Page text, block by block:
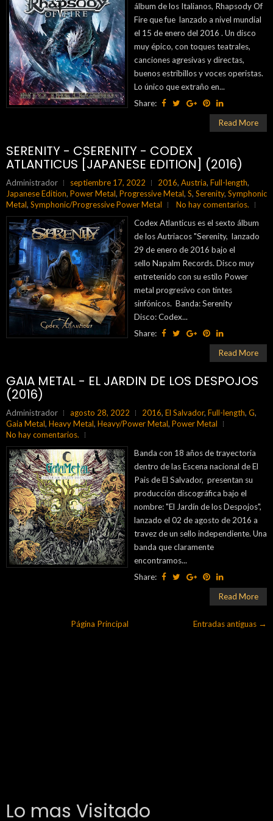
álbum de los Italianos, Rhapsody Of
Fire que fue lanzado a nivel mundial
el 15 de enero del 2016 . Un disco
muy épico, con toques teatrales,
canciones agresivas y directas,
buenos estribillos y voces operistas.
Lo único que extraño en...
Share:
Read More
SERENITY - CSERENITY - CODEX
ATLANTICUS [JAPANESE EDITION] (2016)
Administrador septiembre 17, 2022 2016, Austria, Full-length,
Japanese Edition, Power Metal, Progressive Metal, S, Serenity, Symphonic
Metal, Symphonic/Progressive Power Metal
No hay comentarios.
Codex Atlanticus es el sexto álbum
de los Autriacos "Serenity, lanzado
29 de enero de 2016 bajo el
sello Napalm Records. Disco muy
entretenido con su estilo Power
metal progresivo con tintes
sinfónicos. Banda: Serenity
Disco: Codex...
Share:
Read More
GAIA METAL - EL JARDIN DE LOS DESPOJOS
(2016)
Administrador agosto 28, 2022 2016, El Salvador, Full-length, G,
Gaia Metal, Heavy Metal, Heavy/Power Metal, Power Metal
No hay comentarios.
Banda con 18 años de trayectoria
dentro de las Escena nacional de El
Pais de El Salvador, presentan su
producción discográfica bajo el
nombre: "El Jardín de los Despojos",
lanzado el 02 de agosto de 2016 a
travez de un sello independiente. Una
banda que claramente
encontramos...
Share:
Read More
Entradas antiguas →
Página Principal
Lo mas Visitado